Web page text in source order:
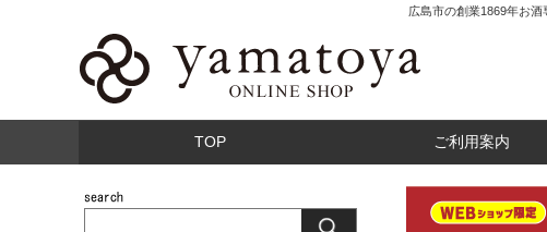
広島市の創業1869年お
TOP ご利用案内